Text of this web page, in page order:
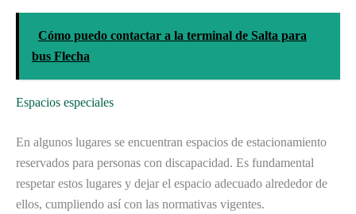
Cómo puedo contactar a la terminal de Salta para
bus Flecha
Espacios especiales
En algunos lugares se encuentran espacios de estacionamiento
reservados para personas con discapacidad. Es fundamental
respetar estos lugares y dejar el espacio adecuado alrededor de
ellos, cumpliendo así con las normativas vigentes.